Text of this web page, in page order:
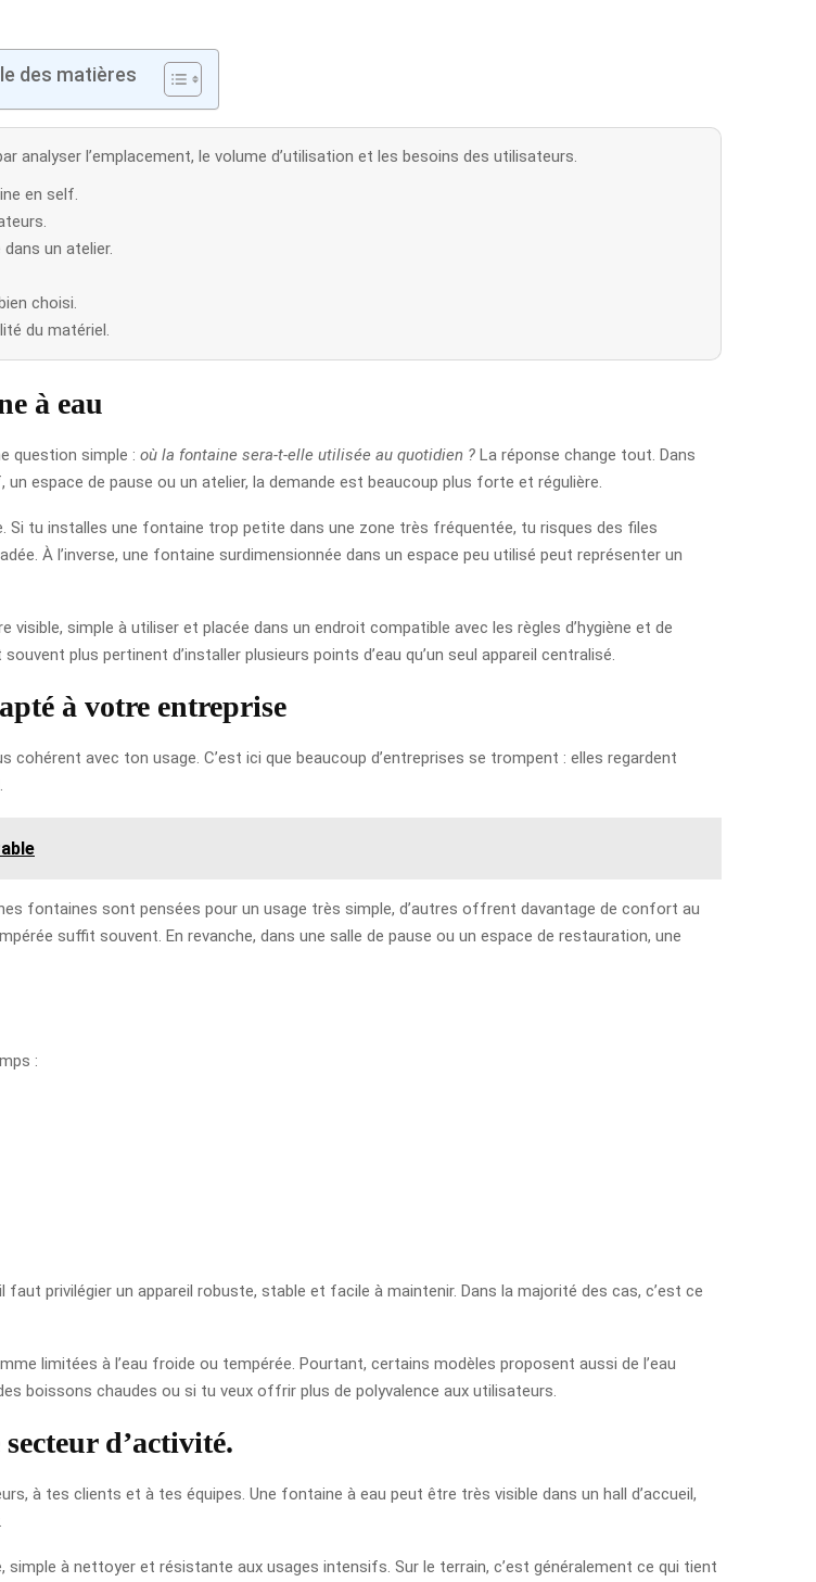
des matières
analyser l’emplacement, le volume d’utilisation et les besoins des utilisateurs.
en self.
un atelier.
choisi.
du matériel.
à eau
question simple : où la fontaine sera-t-elle utilisée au quotidien ? La réponse change tout. Dans
espace de pause ou un atelier, la demande est beaucoup plus forte et régulière.
Si tu installes une fontaine trop petite dans une zone très fréquentée, tu risques des files
À l’inverse, une fontaine surdimensionnée dans un espace peu utilisé peut représenter un
simple à utiliser et placée dans un endroit compatible avec les règles d’hygiène et de
plus pertinent d’installer plusieurs points d’eau qu’un seul appareil centralisé.
à votre entreprise
avec ton usage. C’est ici que beaucoup d’entreprises se trompent : elles regardent
fontaines sont pensées pour un usage très simple, d’autres offrent davantage de confort au
suffit souvent. En revanche, dans une salle de pause ou un espace de restauration, une
:
privilégier un appareil robuste, stable et facile à maintenir. Dans la majorité des cas, c’est ce
limitées à l’eau froide ou tempérée. Pourtant, certains modèles proposent aussi de l’eau
boissons chaudes ou si tu veux offrir plus de polyvalence aux utilisateurs.
d’activité.
à tes clients et à tes équipes. Une fontaine à eau peut être très visible dans un hall d’accueil,
à nettoyer et résistante aux usages intensifs. Sur le terrain, c’est généralement ce qui tient